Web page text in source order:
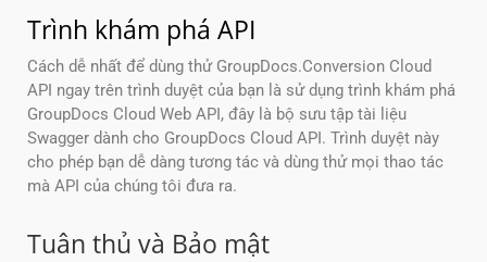
Trình khám phá API
Cách dễ nhất để dùng thử GroupDocs.Conversion Cloud
API ngay trên trình duyệt của bạn là sử dụng trình khám phá
GroupDocs Cloud Web API, đây là bộ sưu tập tài liệu
Swagger dành cho GroupDocs Cloud API. Trình duyệt này
cho phép bạn dễ dàng tương tác và dùng thử mọi thao tác
mà API của chúng tôi đưa ra.
Tuân thủ và Bảo mật